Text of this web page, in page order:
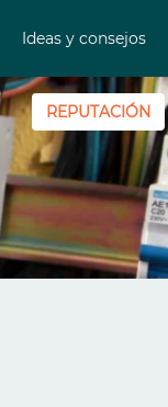
Ideas y consejos
REPUTACIÓN